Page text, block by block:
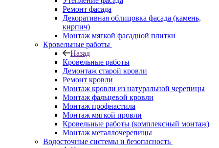
Ремонт фасада
Декоративная облицовка фасада (камень,
кирпич)
Монтаж мягкой фасадной плитки
Кровельные работы
Назад
Кровельные работы
Демонтаж старой кровли
Ремонт кровли
Монтаж кровли из натуральной черепицы
Монтаж фальцевой кровли
Монтаж профнастила
Монтаж мягкой провли
Кровельные работы (комплексный монтаж)
Монтаж металлочерепицы
Водосточные системы и безопасность